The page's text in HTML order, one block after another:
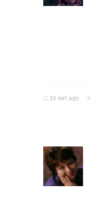
10 лет ago